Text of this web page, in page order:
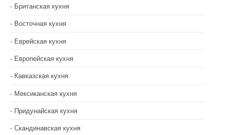
Британская кухня
Восточная кухня
Еврейская кухня
Европейская кухня
Кавказская кухня
Мексиканская кухня
Придунайская кухня
Скандинавская кухня